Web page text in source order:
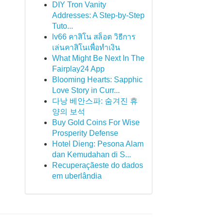
DIY Tron Vanity
Addresses: A Step-by-Step
Tuto...
lv66 คาสิโน สล็อต วิธีการ
เล่นคาสิโนเพื่อทำเงิน
What Might Be Next In The
Fairplay24 App
Blooming Hearts: Sapphic
Love Story in Curr...
다낭 베안스파: 숨겨진 휴
양의 보석
Buy Gold Coins For Wise
Prosperity Defense
Hotel Dieng: Pesona Alam
dan Kemudahan di S...
Recuperaçãeste do dados
em uberlândia